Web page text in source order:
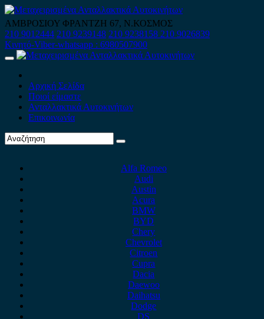
Skip
to
content
ΑΜΒΡΟΣΙΟΥ ΦΡΑΝΤΖΗ 67, Ν.ΚΟΣΜΟΣ
210 9012444 210 9239148 210 9238158 210 9026839
Κινητό-Viber-whatsapp : 6980507900
Primary
Αρχική Σελίδα
Ποιοί είμαστε
Ανταλλακτικά Αυτοκινήτων
Επικοινωνία
Alfa Romeo
Audi
Austin
Acura
BMW
BYD
Chery
Chevrolet
Citroen
Cupra
Dacia
Daewoo
Daihatsu
Dodge
DS